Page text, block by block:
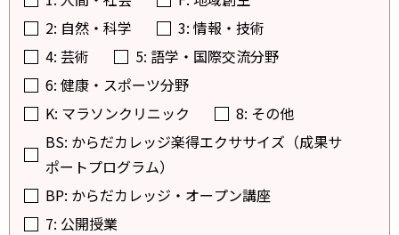
2: 自然・科学
3: 情報・技術
4: 芸術
5: 語学・国際交流分野
6: 健康・スポーツ分野
K: マラソンクリニック
8: その他
BS: からだカレッジ楽得エクササイズ（成果サ
ポートプログラム）
BP: からだカレッジ・オープン講座
7: 公開授業